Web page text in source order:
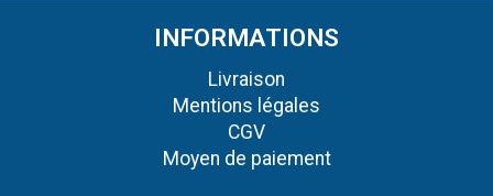
INFORMATIONS
Livraison
Mentions légales
CGV
Moyen de paiement